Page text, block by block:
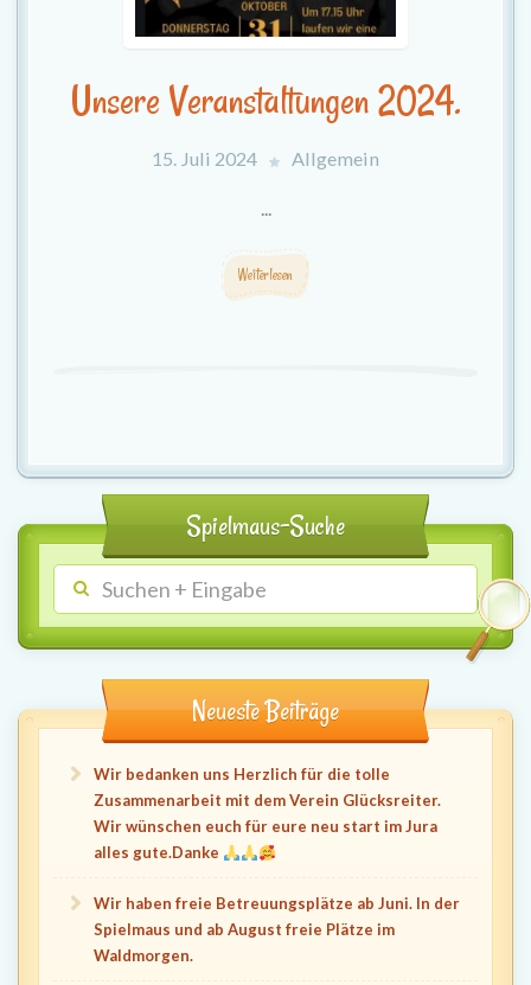
Unsere Veranstaltungen 2024.
15. Juli 2024 Allgemein
...
Weiterlesen
Spielmaus-Suche
Neueste Beiträge
Wir bedanken uns Herzlich für die tolle
Zusammenarbeit mit dem Verein Glücksreiter.
Wir wünschen euch für eure neu start im Jura
alles gute.Danke
Wir haben freie Betreuungsplätze ab Juni. In der
Spielmaus und ab August freie Plätze im
Waldmorgen.